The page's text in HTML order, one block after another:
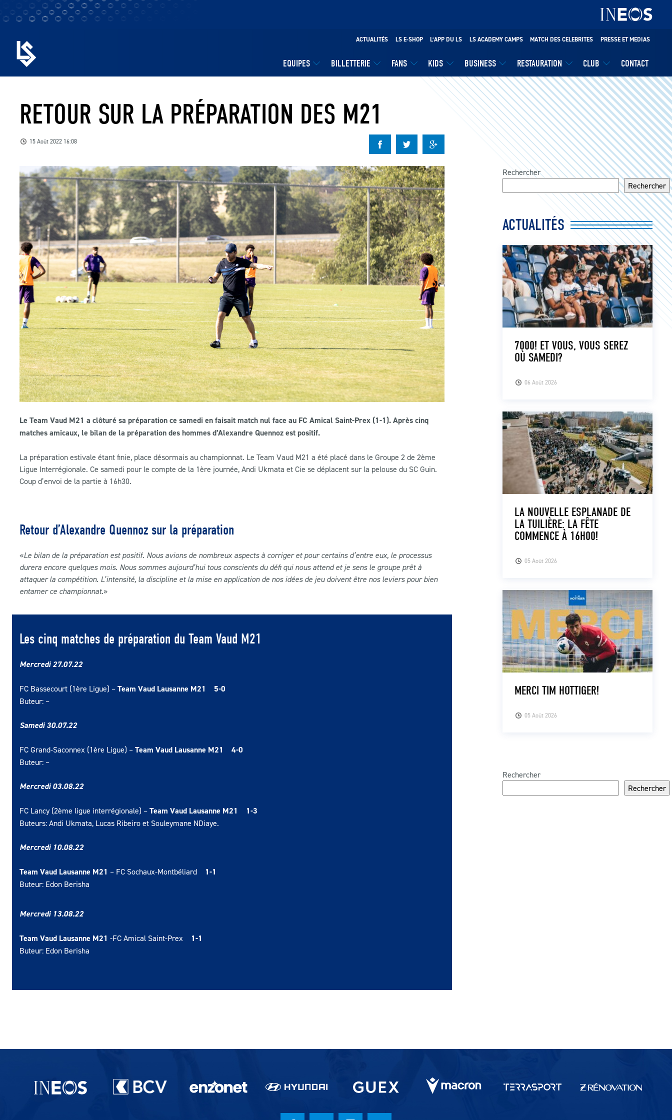
EQUIPES BILLETTERIE FANS KIDS BUSINESS RESTAURATION CLUB CONTACT
ACTUALITÉS LS E-SHOP L’APP DU LS LS ACADEMY CAMPS MATCH DES CELEBRITES PRESSE ET MEDIAS
RETOUR SUR LA PRÉPARATION DES M21
15 Août 2022 16:08
Le Team Vaud M21 a clôturé sa préparation ce samedi en faisait match nul face au FC Amical Saint-Prex (1-1). Après cinq
matches amicaux, le bilan de la préparation des hommes d’Alexandre Quennoz est positif.
La préparation estivale étant finie, place désormais au championnat. Le Team Vaud M21 a été placé dans le Groupe 2 de 2ème
Ligue Interrégionale. Ce samedi pour le compte de la 1ère journée, Andi Ukmata et Cie se déplacent sur la pelouse du SC Guin.
Coup d’envoi de la partie à 16h30.
Retour d’Alexandre Quennoz sur la préparation
«Le bilan de la préparation est positif. Nous avions de nombreux aspects à corriger et pour certains d’entre eux, le processus
durera encore quelques mois. Nous sommes aujourd’hui tous conscients du défi qui nous attend et je sens le groupe prêt à
attaquer la compétition. L’intensité, la discipline et la mise en application de nos idées de jeu doivent être nos leviers pour bien
entamer ce championnat.»
Les cinq matches de préparation du Team Vaud M21
Mercredi 27.07.22
FC Bassecourt (1ère Ligue) – Team Vaud Lausanne M21 5-0
Buteur: –
Samedi 30.07.22
FC Grand-Saconnex (1ère Ligue) – Team Vaud Lausanne M21 4-0
Buteur: –
Mercredi 03.08.22
FC Lancy (2ème ligue interrégionale) – Team Vaud Lausanne M21 1-3
Buteurs: Andi Ukmata, Lucas Ribeiro et Souleymane NDiaye.
Mercredi 10.08.22
Team Vaud Lausanne M21 – FC Sochaux-Montbéliard 1-1
Buteur: Edon Berisha
Mercredi 13.08.22
Team Vaud Lausanne M21 -FC Amical Saint-Prex 1-1
Buteur: Edon Berisha
Rechercher
Rechercher
ACTUALITÉS
06 Août 2026
7000! ET VOUS, VOUS SEREZ
OÙ SAMEDI?
05 Août 2026
LA NOUVELLE ESPLANADE DE
LA TUILIÈRE: LA FÊTE
COMMENCE À 16H00!
05 Août 2026
MERCI TIM HOTTIGER!
Rechercher
Rechercher
Partenaires du lausanne-Sport